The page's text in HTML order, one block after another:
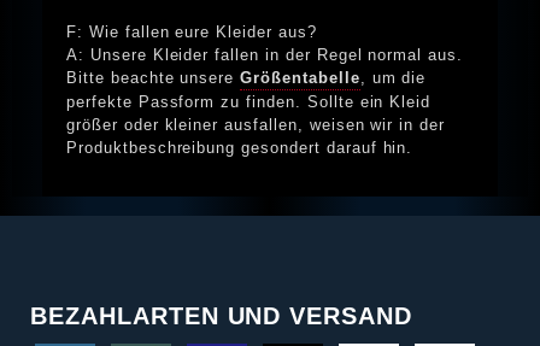
F: Wie fallen eure Kleider aus?
A: Unsere Kleider fallen in der Regel normal aus.
Bitte beachte unsereGrößentabelle , um die
perfekte Passform zu finden. Sollte ein Kleid
größer oder kleiner ausfallen, weisen wir in der
Produktbeschreibung gesondert darauf hin.
BEZAHLARTEN UND VERSAND